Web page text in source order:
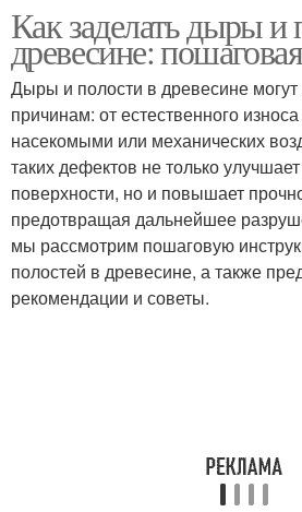
Как заделать дыры и
древесине:
Дыры и полости в древесине
причинам: от естественного
насекомыми или механических
таких дефектов не только
поверхности, но и повышает
предотвращая дальнейшее
мы рассмотрим пошаговую
полостей в древесине, а также
рекомендации и советы.